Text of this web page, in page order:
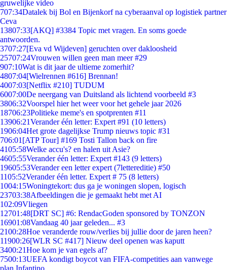
gruwelijke video
707:34Datalek bij Bol en Bijenkorf na cyberaanval op logistiek partner
Ceva
13807:33[AKQ] #3384 Topic met vragen. En soms goede
antwoorden.
3707:27[Eva vd Wijdeven] geruchten over dakloosheid
25707:24Vrouwen willen geen man meer #29
907:10Wat is dit jaar de ultieme zomerhit?
4807:04[Wielrennen #616] Brennan!
4007:03[Netflix #210] TUDUM
6007:00De neergang van Duitsland als lichtend voorbeeld #3
3806:32Voorspel hier het weer voor het gehele jaar 2026
18706:23Politieke meme's en spotprenten #11
13906:21Verander één letter: Expert #91 (10 letters)
1906:04Het grote dagelijkse Trump nieuws topic #31
706:01 [ATP Tour] #169 Tosti Tallon back on fire
4105:58Welke accu's? en halen uit Asie?
4605:55Verander één letter: Expert #143 (9 letters)
19605:53Verander een letter expert (7lettereditie) #50
1105:52Verander één letter. Expert # 75 (8 letters)
1004:15Woningtekort: dus ga je woningen slopen, logisch
23703:38Afbeeldingen die je gemaakt hebt met AI
102:09Vliegen
12701:48[DRT SC] #6: RendacGoden sponsored by TONZON
16901:08Vandaag 40 jaar geleden... #3
2100:28Hoe veranderde rouw/verlies bij jullie door de jaren heen?
11900:26[WLR SC #417] Nieuw deel openen was kaputt
3400:21Hoe kom je van egels af?
7500:13UEFA kondigt boycot van FIFA-competities aan vanwege
plan Infantino